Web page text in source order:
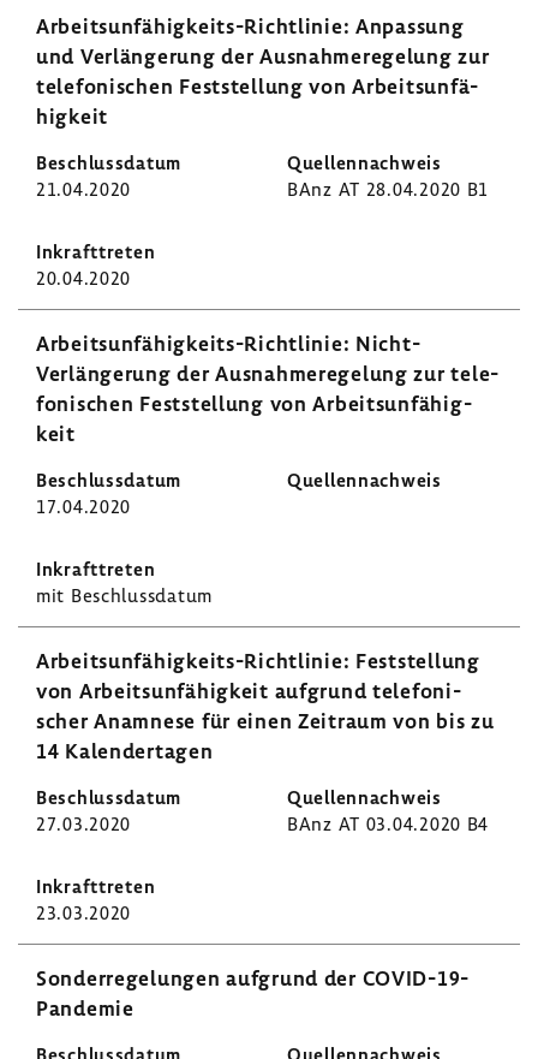
Arbeitsunfähigkeits-​Richtlinie: Anpas­sung
und Verlän­ge­rung der Ausnah­me­re­ge­lung zur
tele­fo­ni­schen Fest­stel­lung von Arbeits­un­fä­
hig­keit
21.04.2020 BAnz AT 28.04.2020 B1
20.04.2020
Arbeitsunfähigkeits-​Richtlinie: Nicht-​
Verlängerung der Ausnah­me­re­ge­lung zur tele­
fo­ni­schen Fest­stel­lung von Arbeits­un­fä­hig­
keit
17.04.2020
mit Beschluss­datum
Arbeitsunfähigkeits-​Richtlinie: Fest­stel­lung
von Arbeits­un­fä­hig­keit aufgrund tele­fo­ni­
scher Anamnese für einen Zeit­raum von bis zu
14 Kalen­der­tagen
27.03.2020 BAnz AT 03.04.2020 B4
23.03.2020
Sonder­re­ge­lungen aufgrund der COVID-​19-
Pandemie